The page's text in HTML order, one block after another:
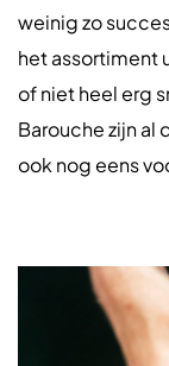
weinig zo
het assortiment
of niet heel erg
Barouche zijn al
ook nog eens